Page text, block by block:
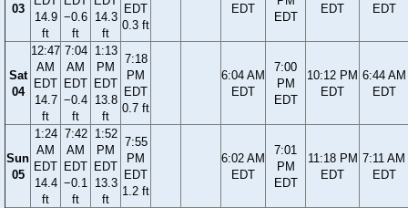
03
14.9
ft
−0.6
ft
14.3
ft
EDT
0.3 ft
EDT
EDT
EDT
EDT
Sat
04
12:47
AM
EDT
14.7
ft
7:04
AM
EDT
−0.4
ft
1:13
PM
EDT
13.8
ft
7:18
PM
EDT
0.7 ft
6:04 AM
EDT
7:00
PM
EDT
10:12 PM
EDT
6:44 AM
EDT
Sun
05
1:24
AM
EDT
14.4
ft
7:42
AM
EDT
−0.1
ft
1:52
PM
EDT
13.3
ft
7:55
PM
EDT
1.2 ft
6:02 AM
EDT
7:01
PM
EDT
11:18 PM
EDT
7:11 AM
EDT